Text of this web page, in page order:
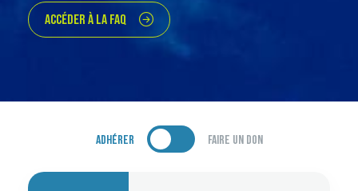
ACCÉDER À LA FAQ
ADHÉRER FAIRE UN DON